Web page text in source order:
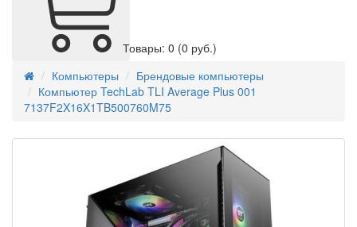
Товары: 0 (0 руб.)
Компьютеры
Брендовые компьютеры
Компьютер TechLab TLI Average Plus 001
7137F2X16X1TB500760M75